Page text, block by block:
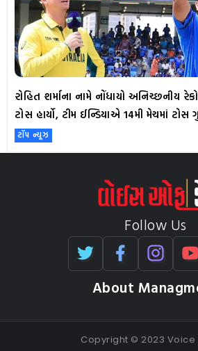
રોહિત શર્માના નામે નોંધાયો અનિચ્છનીય
ટોસ હાર્યો, ટીમ ઈન્ડિયાએ 14મી મેચમાં ટોસ
ટૉપ ન્યૂઝ
Follow Us
About
Copyright © 2023 Voice